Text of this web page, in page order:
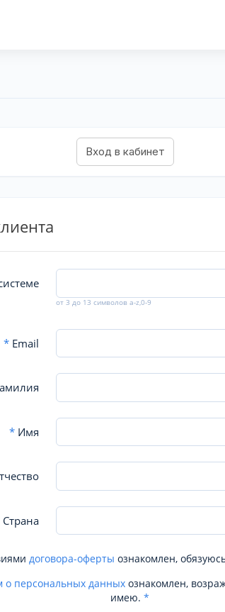
от 3 до 13 символов a-z,0-9
*Email
*Имя
Страна
договора-оферты ознакомлен,
о персональных данных ознакомлен,
имею. *